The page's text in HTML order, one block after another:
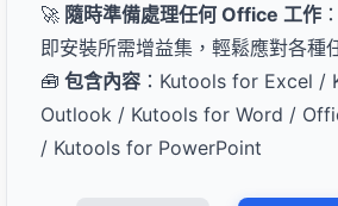
🚀 隨時準備處理任何 Office 工作
即安裝所需增益集，輕鬆應對各種
🧰 包含內容 ：Kutools for Excel /
Outlook / Kutools for Word /
/ Kutools for PowerPoint